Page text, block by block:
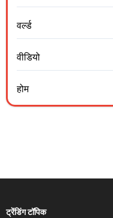
वर्ल्ड
वीडियो
होम
ट्रेंडिंग टॉपिक